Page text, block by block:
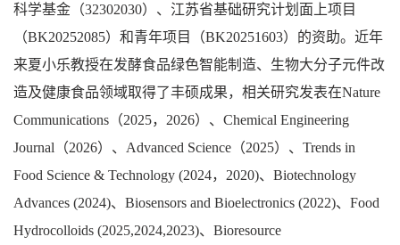
科学基金（32302030）、江苏省基础研究计划面上项目
（BK20252085）和青年项目（BK20251603）的资助。近年
来夏小乐教授在发酵食品绿色智能制造、生物大分子元件改
造及健康食品领域取得了丰硕成果，相关研究发表在Nature
Communications （2025， 2026）、 Chemical Engineering
Journal （2026）、 Advanced Science （2025）、 Trends in
Food Science & Technology (2024， 2020)、 Biotechnology
Advances (2024)、 Biosensors and Bioelectronics (2022)、 Food
Hydrocolloids (2025,2024,2023)、 Bioresource